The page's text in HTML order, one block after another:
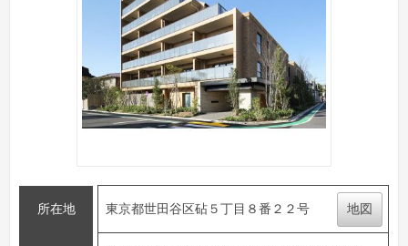
所在地 東京都世田谷区砧５丁目８番２２号 地図